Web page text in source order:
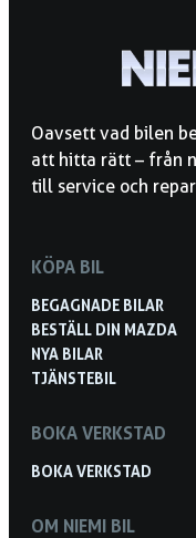
Oavsett vad bilen
att hitta rätt – från
till service och
KÖPA BIL
BEGAGNADE BILAR
BESTÄLL DIN MAZDA
NYA BILAR
TJÄNSTEBIL
BOKA VERKSTAD
BOKA VERKSTAD
OM NIEMI BIL